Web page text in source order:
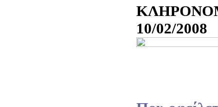
10/02/2008